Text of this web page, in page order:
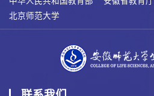
北京师范大学